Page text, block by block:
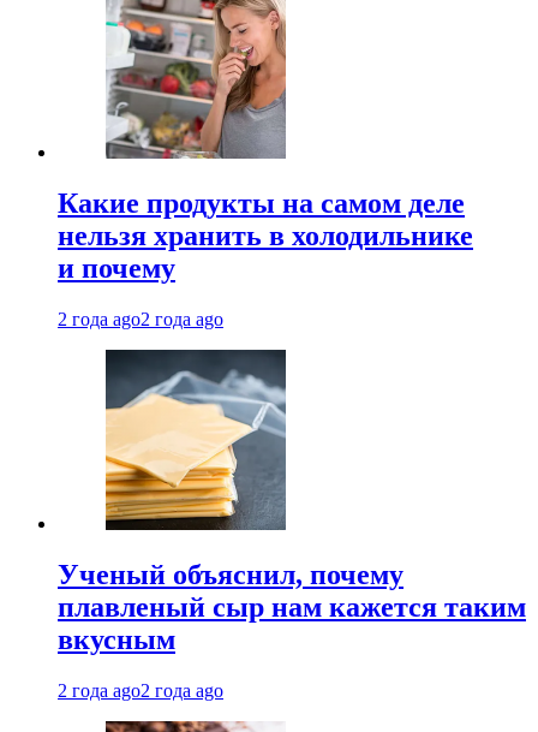
Какие продукты на самом деле
нельзя хранить в холодильнике
и почему
2 года ago2 года ago
Ученый объяснил, почему
плавленый сыр нам кажется таким
вкусным
2 года ago2 года ago